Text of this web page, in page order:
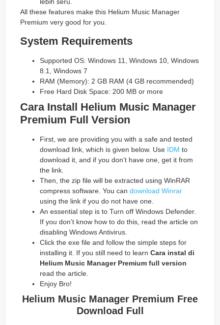
lebih seru.
All these features make this Helium Music Manager
Premium very good for you.
System Requirements
Supported OS: Windows 11, Windows 10, Windows
8.1, Windows 7
RAM (Memory): 2 GB RAM (4 GB recommended)
Free Hard Disk Space: 200 MB or more
Cara Install Helium Music Manager
Premium Full Version
First, we are providing you with a safe and tested
download link, which is given below. Use IDM to
download it, and if you don’t have one, get it from
the link.
Then, the zip file will be extracted using WinRAR
compress software. You can download Winrar
using the link if you do not have one.
An essential step is to Turn off Windows Defender.
If you don’t know how to do this, read the article on
disabling Windows Antivirus.
Click the exe file and follow the simple steps for
installing it. If you still need to learn Cara instal di
Helium Music Manager Premium full version
read the article.
Enjoy Bro!
Helium Music Manager Premium Free
Download Full